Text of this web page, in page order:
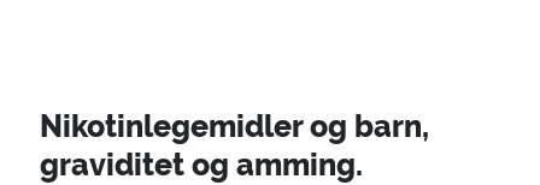
Nikotinlegemidler og barn,
graviditet og amming.